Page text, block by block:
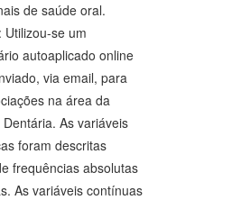
de saúde oral.
Utilizou-se um
autoaplicado online
via email, para
na área da
As variáveis
foram descritas
frequências absolutas
As variáveis contínuas